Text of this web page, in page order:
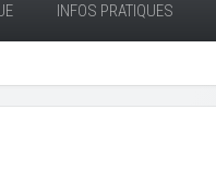
INFOS PRATIQUES